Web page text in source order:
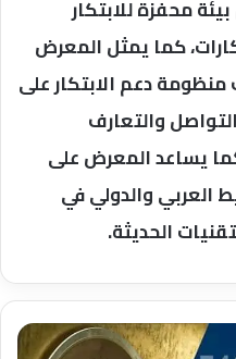
محفزة للابتكار
كما يمثل المعرض
دعم الابتكار على
والتعارف
يساعد المعرض على
العربي والدولي في
الحديثة.